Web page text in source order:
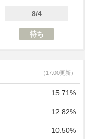
8/4
待ち
（17:00更新）
15.71%
12.82%
10.50%